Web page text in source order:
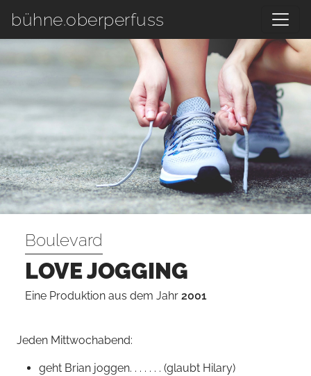
bühne.oberperfuss
Boulevard
LOVE JOGGING
Eine Produktion aus dem Jahr 2001
Jeden Mittwochabend:
geht Brian joggen. . . . . . . (glaubt Hilary)